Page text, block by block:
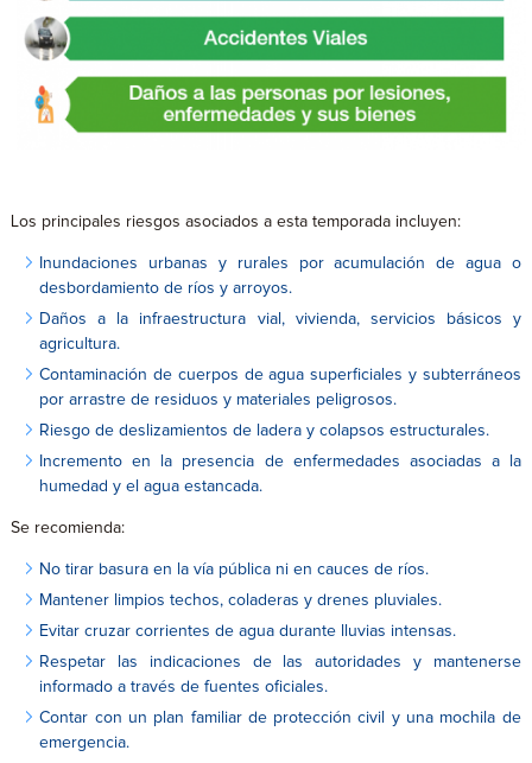
Los principales riesgos asociados a esta temporada incluyen:
Inundaciones urbanas y rurales por acumulación de agua o
desbordamiento de ríos y arroyos.
Daños a la infraestructura vial, vivienda, servicios básicos y
agricultura.
Contaminación de cuerpos de agua superficiales y subterráneos
por arrastre de residuos y materiales peligrosos.
Riesgo de deslizamientos de ladera y colapsos estructurales.
Incremento en la presencia de enfermedades asociadas a la
humedad y el agua estancada.
Se recomienda:
No tirar basura en la vía pública ni en cauces de ríos.
Mantener limpios techos, coladeras y drenes pluviales.
Evitar cruzar corrientes de agua durante lluvias intensas.
Respetar las indicaciones de las autoridades y mantenerse
informado a través de fuentes oficiales.
Contar con un plan familiar de protección civil y una mochila de
emergencia.